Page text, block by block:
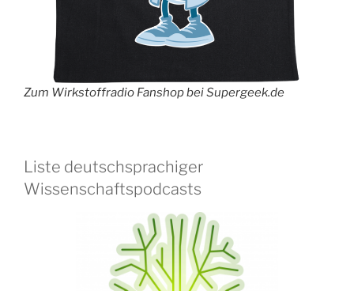
Zum Wirkstoffradio Fanshop bei Supergeek.de
Liste deutschsprachiger
Wissenschaftspodcasts